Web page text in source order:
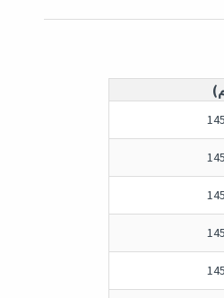
145
145
145
145
145